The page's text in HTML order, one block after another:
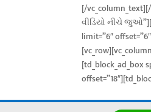
[/
વીડિયો નીચે
limit=”6″
[td_block_ad_box